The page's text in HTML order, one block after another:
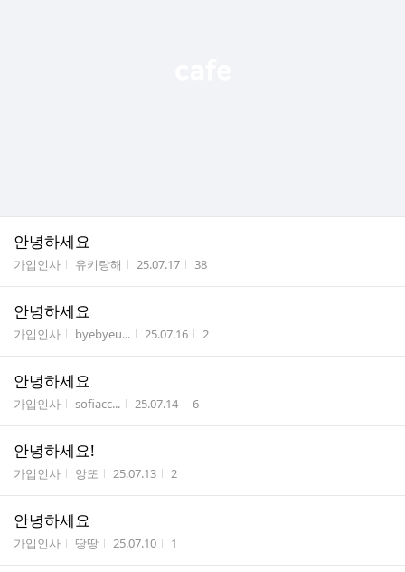
안녕하세요
게시판명
가입인사 작성자
유키랑해 작성시간
25.07.17 조회수
38
안녕하세요
게시판명
가입인사 작성자
byebyeu... 작성시간
25.07.16 조회수
2
안녕하세요
게시판명
가입인사 작성자
sofiacc... 작성시간
25.07.14 조회수
6
안녕하세요!
게시판명
가입인사 작성자
앙또 작성시간
25.07.13 조회수
2
안녕하세요
게시판명
가입인사 작성자
땅땅 작성시간
25.07.10 조회수
1